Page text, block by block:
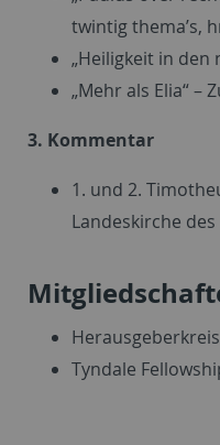
twintig thema’s,
„Heiligkeit in den
„Mehr als Elia“ –
3. Kommentar
1. und 2.
Landeskirche
Tyndale